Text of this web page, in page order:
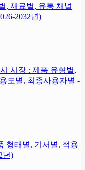
, 재료별, 유통 채널
2032년)
시장 : 제품 유형별,
도별, 최종사용자별 -
형태별, 기서별, 적용
년)